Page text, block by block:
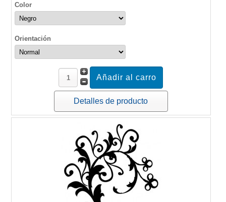
Color
Orientación
Detalles de producto